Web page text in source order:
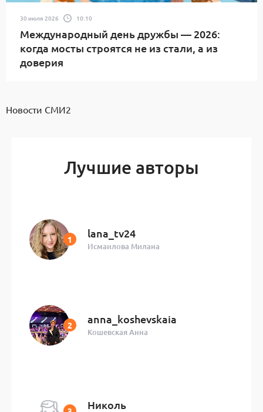
30 июля 2026 10:10
Международный день дружбы — 2026:
когда мосты строятся не из стали, а из
доверия
Новости СМИ2
Лучшие авторы
lana_tv24
Исмаилова Милана
anna_koshevskaia
Кошевская Анна
Николь